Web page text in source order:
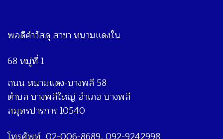
พอดีคำวัสดุ สาขา หนามแดงใน
68 หมู่ที่ 1
ถนน หนามแดง-บางพลี 58
ตำบล บางพลีใหญ่ อำเภอ บางพลี
สมุทรปารการ 10540